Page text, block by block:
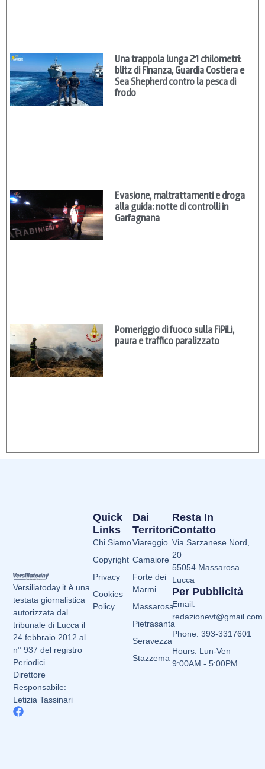
Una trappola lunga 21 chilometri:
blitz di Finanza, Guardia Costiera e
Sea Shepherd contro la pesca di
frodo
Evasione, maltrattamenti e droga
alla guida: notte di controlli in
Garfagnana
Pomeriggio di fuoco sulla FiPiLi,
paura e traffico paralizzato
Versiliatoday.it è una
testata giornalistica
autorizzata dal
tribunale di Lucca il
24 febbraio 2012 al
n° 937 del registro
Periodici.
Direttore
Responsabile:
Letizia Tassinari
Dai
Territori
Viareggio
Camaiore
Forte dei
Marmi
Massarosa
Pietrasanta
Seravezza
Stazzema
Quick
Links
Chi Siamo
Copyright
Privacy
Cookies
Policy
Resta In
Contatto
Via Sarzanese Nord,
20
55054 Massarosa
Lucca
Per Pubblicità
Email:
redazionevt@gmail.com
Phone: 393-3317601
Hours: Lun-Ven
9:00AM - 5:00PM